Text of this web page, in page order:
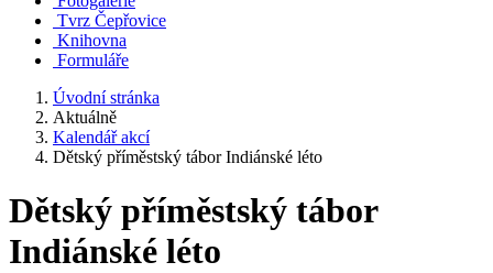
Tvrz Čepřovice
Knihovna
Formuláře
Úvodní stránka
Aktuálně
Kalendář akcí
Dětský příměstský tábor Indiánské léto
Dětský příměstský tábor
Indiánské léto